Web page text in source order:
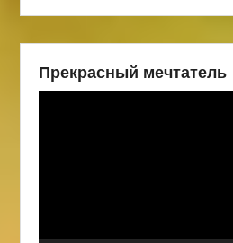
Прекрасный мечтатель